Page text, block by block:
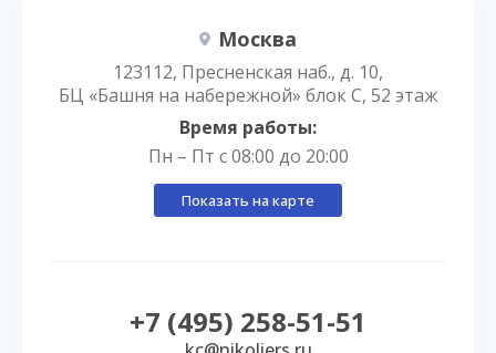
Москва
123112, Пресненская наб., д. 10,
БЦ «Башня на набережной» блок С, 52 этаж
Время работы:
Пн – Пт с 08:00 до 20:00
Показать на карте
+7 (495) 258-51-51